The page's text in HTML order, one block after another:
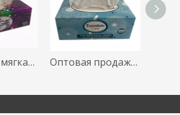
Обернутая мягкая удобная коробка для лицевой салфетки, 100% целлюлоза из натуральной древесины, 2-слойная карманная бумага Оптовая продажа, профессиональная, современный дизайн, бамбуковая папиросная бумага, 600 листов, древесная целлюлоза